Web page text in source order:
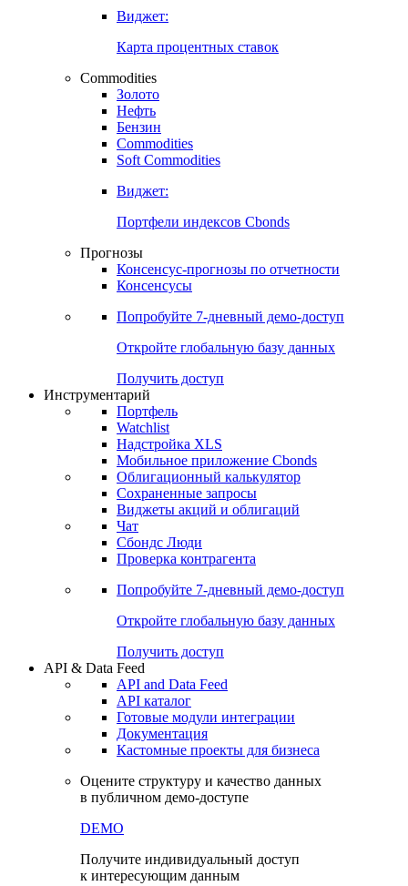
Виджет:
Карта процентных ставок
Commodities
Золото
Нефть
Бензин
Commodities
Soft Commodities
Виджет:
Портфели индексов Cbonds
Прогнозы
Консенсус-прогнозы по отчетности
Консенсусы
Попробуйте 7-дневный демо-доступ
Откройте глобальную базу данных
Получить доступ
Инструментарий
Портфель
Watchlist
Надстройка XLS
Мобильное приложение Cbonds
Облигационный калькулятор
Сохраненные запросы
Виджеты акций и облигаций
Чат
Сбондс Люди
Проверка контрагента
Попробуйте 7-дневный демо-доступ
Откройте глобальную базу данных
Получить доступ
API & Data Feed
API and Data Feed
API каталог
Готовые модули интеграции
Документация
Кастомные проекты для бизнеса
Оцените структуру и качество данных
в публичном демо-доступе
DEMO
Получите индивидуальный доступ
к интересующим данным